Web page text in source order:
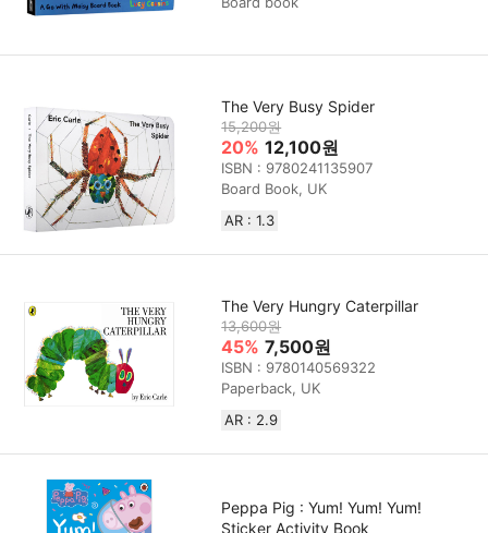
The Very Busy Spider
15,200원
20% 12,100원
ISBN : 9780241135907
Board Book, UK
AR : 1.3
The Very Hungry Caterpillar
13,600원
45% 7,500원
ISBN : 9780140569322
Paperback, UK
AR : 2.9
Peppa Pig : Yum! Yum! Yum!
Sticker Activity Book